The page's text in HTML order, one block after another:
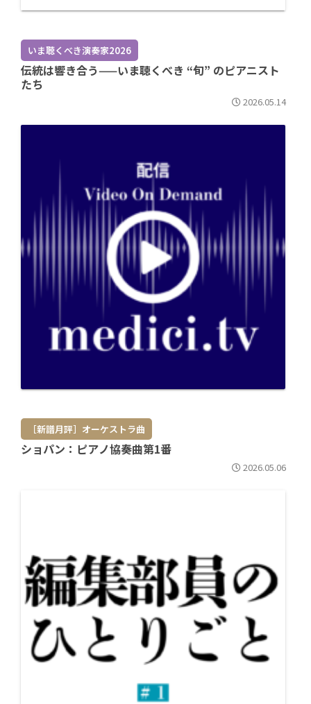
いま聴くべき演奏家2026
伝統は響き合う——いま聴くべき “旬” のピアニスト
たち
2026.05.14
［新譜月評］オーケストラ曲
ショパン：ピアノ協奏曲第1番
2026.05.06